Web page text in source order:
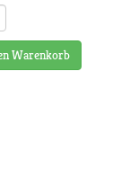
Warenkorb